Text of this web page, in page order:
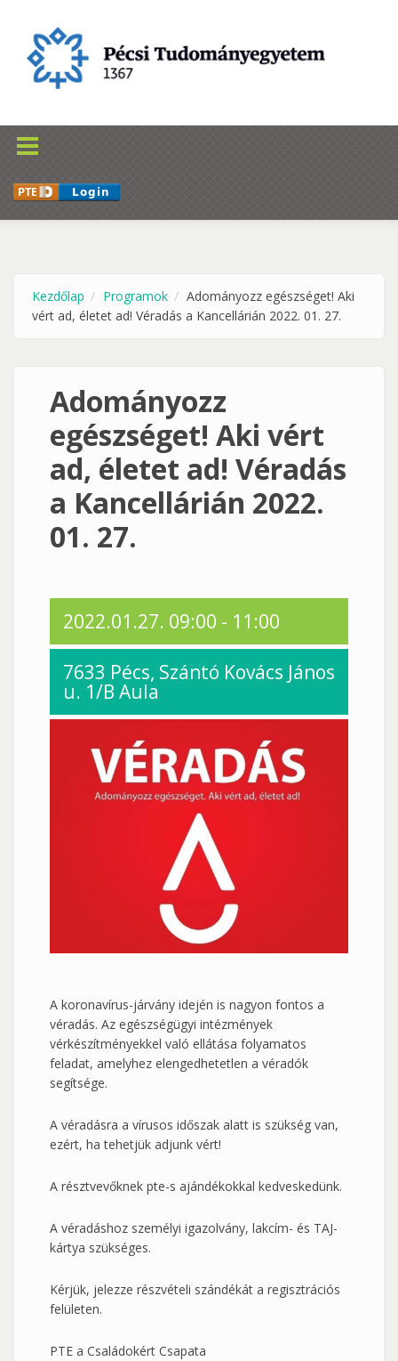
Kezdőlap Programok
Adományozz egészséget! Aki
vért ad, életet ad! Véradás a Kancellárián 2022. 01. 27.
Adományozz
egészséget! Aki vért
ad, életet ad! Véradás
a Kancellárián 2022.
01. 27.
2022.01.27. 09:00 - 11:00
7633 Pécs, Szántó Kovács János
u. 1/B Aula
A koronavírus-járvány idején is nagyon fontos a
véradás. Az egészségügyi intézmények
vérkészítményekkel való ellátása folyamatos
feladat, amelyhez elengedhetetlen a véradók
segítsége.
A véradásra a vírusos időszak alatt is szükség van,
ezért, ha tehetjük adjunk vért!
A résztvevőknek pte-s ajándékokkal kedveskedünk.
A véradáshoz személyi igazolvány, lakcím- és TAJ-
kártya szükséges.
Kérjük, jelezze részvételi szándékát a regisztrációs
felületen.
PTE a Családokért Csapata